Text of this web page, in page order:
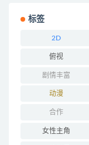
标签
2D
俯视
剧情丰富
动漫
合作
女性主角